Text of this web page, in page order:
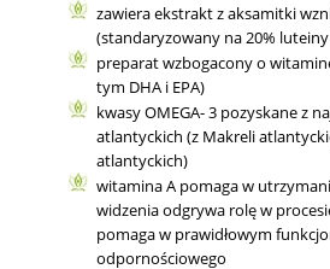
zawiera ekstrakt z aksamitki
(standaryzowany na 20%
preparat wzbogacony o
tym DHA i EPA)
kwasy OMEGA- 3 pozyskane z
atlantyckich (z Makreli
atlantyckich)
witamina A pomaga w
widzenia odgrywa rolę w
pomaga w prawidłowym
odpornościowego